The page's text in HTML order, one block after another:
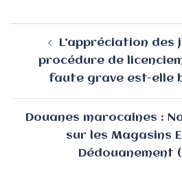
Navigation
d’articleL’appréciation des
procédure de
faute grave est-elle
Douanes marocaines :
sur les Magasins
Dédouanement